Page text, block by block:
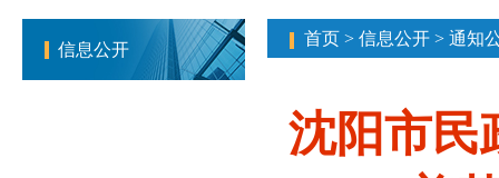
信息公开
首页 > 信息公开 > 通知
沈阳市民